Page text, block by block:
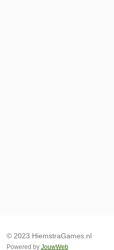
© 2023 HiemstraGames.nl
Powered by JouwWeb